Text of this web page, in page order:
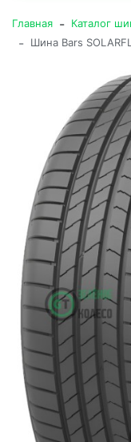
Главная - Каталог
- Шина Bars